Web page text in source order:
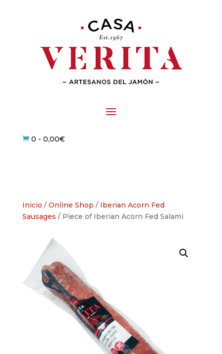
 0 - 0,00€
Inicio / Online Shop / Iberian Acorn Fed
Sausages / Piece of Iberian Acorn Fed Salami